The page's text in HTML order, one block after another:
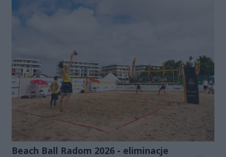
Beach Ball Radom 2026 - eliminacje